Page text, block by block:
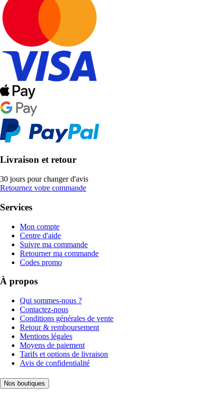
Livraison et retour
30 jours pour changer d'avis
Retournez votre commande
Services
Mon compte
Centre d'aide
Suivre ma commande
Retourner ma commande
Codes promo
À propos
Qui sommes-nous ?
Contactez-nous
Conditions générales de vente
Retour & remboursement
Mentions légales
Moyens de paiement
Tarifs et options de livraison
Avis de confidentialité
Nos boutiques